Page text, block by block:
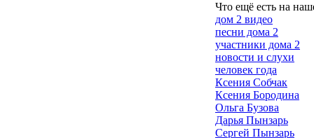
Что ещё есть на
дом 2 видео
песни дома 2
участники дома 2
новости и слухи
человек года
Ксения Собчак
Ксения Бородина
Ольга Бузова
Дарья Пынзарь
Сергей Пынзарь